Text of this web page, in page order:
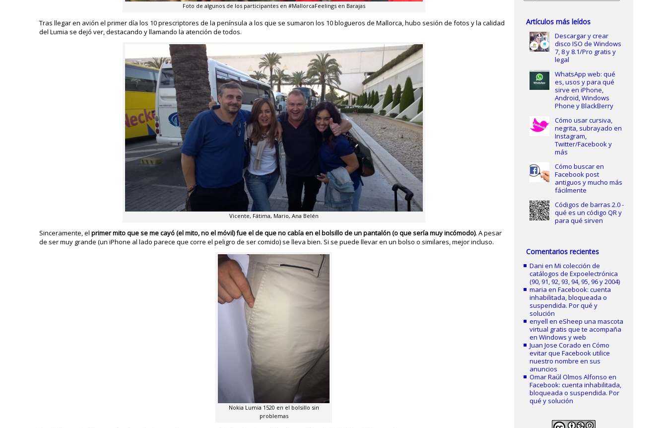
Foto de algunos de los participantes en #MallorcaFeelings en Barajas
Tras llegar en avión el primer día los 10 prescriptores de la península a los que se sumaron los 10 blogueros de Mallorca, hubo sesión de fotos y la calidad
del Lumia se dejó ver, destacando y llamando la atención de todos.
Vicente, Fátima, Mario, Ana Belén
Sinceramente, elprimer mito que se me cayó (el mito, no el móvil) fue el de que no cabía en el bolsillo de un pantalón (o que sería muy incómodo). A pesar
de ser muy grande (un iPhone al lado parece que corre el peligro de ser comido) se lleva bien. Si se puede llevar en un bolso o similares, mejor incluso.
Nokia Lumia 1520 en el bolsillo sin
problemas
Artículos más leídos
Descargar y crear
disco ISO de Windows
7, 8 y 8.1/Pro gratis y
legal
WhatsApp web: qué
es, usos y para qué
sirve en iPhone,
Android, Windows
Phone y BlackBerry
Cómo usar cursiva,
negrita, subrayado en
Instagram,
Twitter/Facebook y
más
Cómo buscar en
Facebook post
antiguos y mucho más
fácilmente
Códigos de barras 2.0 -
qué es un código QR y
para qué sirven
Comentarios recientes
Dani enMi colección de
catálogos de Expoelectrónica
(90, 91, 92, 93, 94, 95, 96 y 2004)
maria enFacebook: cuenta
inhabilitada, bloqueada o
suspendida. Por qué y
solución
enyell eneSheep una mascota
virtual gratis que te acompaña
en Windows y web
Juan Jose Corado enCómo
evitar que Facebook utilice
nuestro nombre en sus
anuncios
Omar Raúl Olmos Alfonso en
Facebook: cuenta inhabilitada,
bloqueada o suspendida. Por
qué y solución